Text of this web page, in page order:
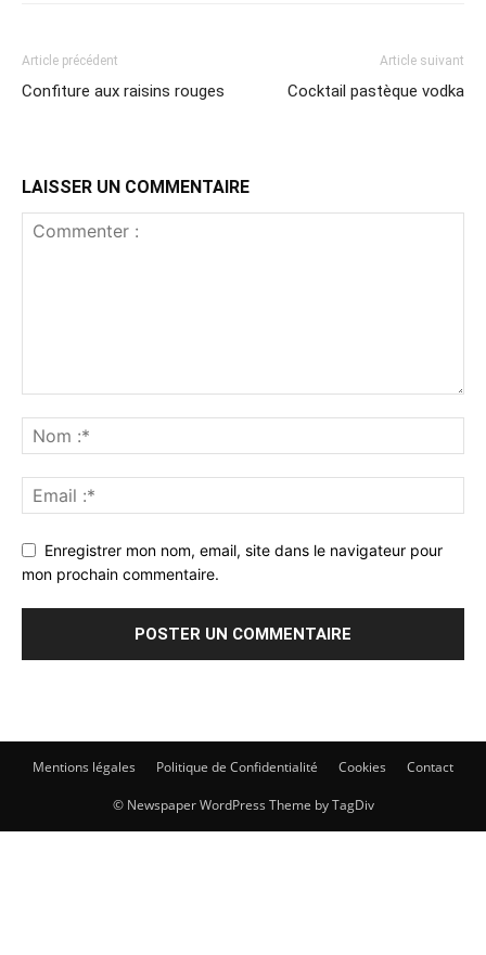
Article précédent
Confiture aux raisins rouges
Article suivant
Cocktail pastèque vodka
LAISSER UN COMMENTAIRE
Enregistrer mon nom, email, site dans le navigateur pour
mon prochain commentaire.
Mentions légales Politique de Confidentialité Cookies Contact
© Newspaper WordPress Theme by TagDiv